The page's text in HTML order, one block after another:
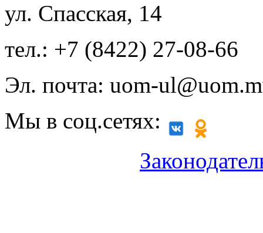
ул. Спасская, 14
тел.: +7 (8422) 27-08-66
Эл. почта: uom-
Мы в соц.сетях: